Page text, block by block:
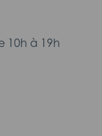
10h à 19h